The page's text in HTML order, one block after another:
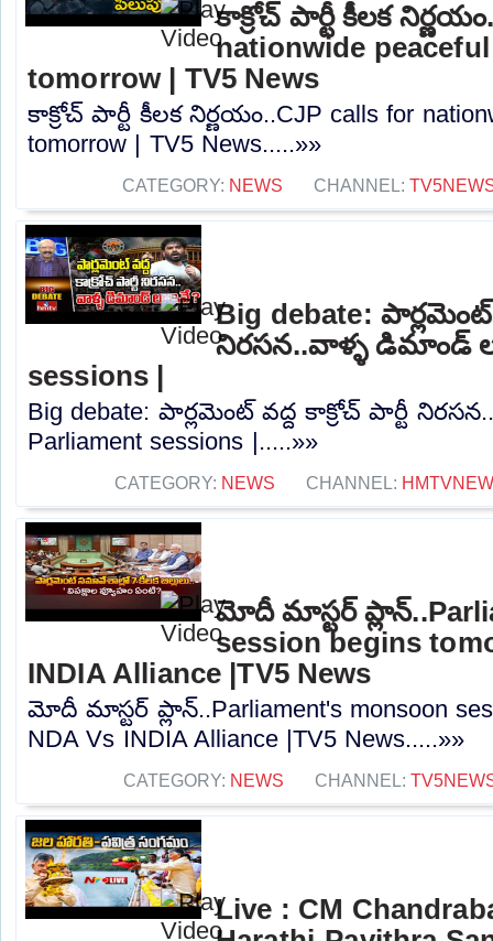
కాక్రోచ్ పార్టీ కీలక
nationwide
tomorrow | TV5 News
కాక్రోచ్ పార్టీ కీలక నిర్ణయం..CJP calls for
tomorrow | TV5 News.....»»
CATEGORY: NEWS CHANNEL:
Big debate: పార్లమెంట్
నిరసన..వాళ్ళ డిమాండ్
sessions |
Big debate: పార్లమెంట్ వద్ద కాక్రోచ్‌ పార్టీ
Parliament sessions |.....»»
CATEGORY: NEWS CHANNEL:
మోదీ మాస్టర్
session begins
INDIA Alliance |TV5 News
మోదీ మాస్టర్ ప్లాన్..Parliament's monsoon
NDA Vs INDIA Alliance |TV5 News.....»»
CATEGORY: NEWS CHANNEL:
Live : CM